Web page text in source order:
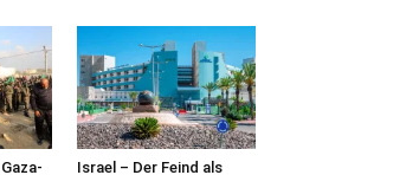
Israel – Der Feind als